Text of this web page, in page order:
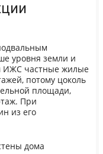
уровня земли и
ИЖС частные жилые
потому цоколь
площади,
При
из его
дома